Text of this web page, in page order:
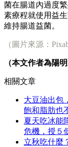
菌在腸道內過度
素療程就使用益
維持腸道益菌。
（圖片來源：
（本文作者為陽
相關文章
大豆油出包
飽和脂肪也
夏天吃冰能
危機，授５
立秋吃什麼